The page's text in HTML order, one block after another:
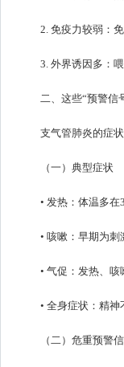
2. 免疫力较弱：
3. 外界诱因多：
二、这些“预警信
支气管肺炎的症
（一）典型症状
• 发热：体温多
• 咳嗽：早期为
• 气促：发热、
• 全身症状：精
（二）危重预警